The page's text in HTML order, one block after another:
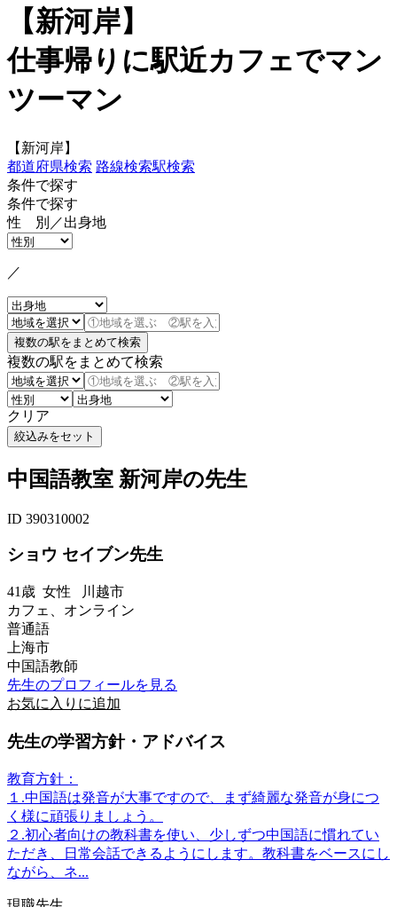
【新河岸】
仕事帰りに駅近カフェでマン
ツーマン
【新河岸】
都道府県検索 路線検索駅検索
条件で探す
条件で探す
性 別／出身地
／
複数の駅をまとめて検索
クリア
中国語教室 新河岸の先生
ID 390310002
ショウ セイブン先生
41歳 女性 川越市
カフェ、オンライン
普通語
上海市
中国語教師
先生のプロフィールを見る
お気に入りに追加
先生の学習方針・アドバイス
教育方針：
１.中国語は発音が大事ですので、まず綺麗な発音が身につ
く様に頑張りましょう。
２.初心者向けの教科書を使い、少しずつ中国語に慣れてい
ただき、日常会話できるようにします。教科書をベースにし
ながら、ネ...